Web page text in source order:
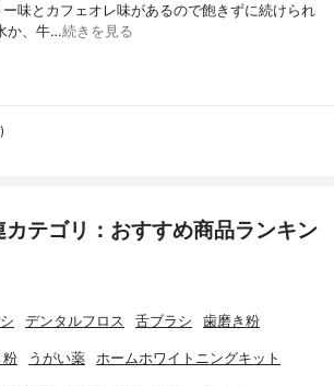
味とカフェオレ味があるので飽きずに続けられ
か、牛…続きを見る
テゴリ：おすすめ商品ランキン
デンタルフロス 舌ブラシ 歯磨き粉
粉 うがい薬 ホームホワイトニングキット